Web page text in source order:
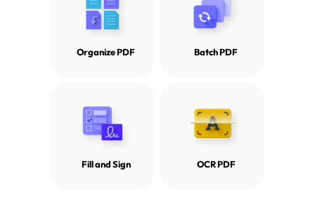
Organize PDF Batch PDF
Fill and Sign OCR PDF